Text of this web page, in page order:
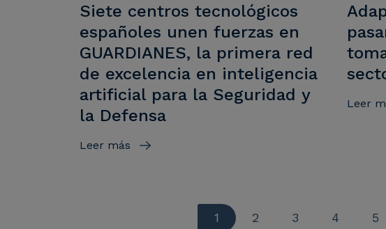
Siete centros tecnológicos
españoles unen fuerzas en
GUARDIANES, la primera red
de excelencia en inteligencia
artificial para la Seguridad y
la Defensa
Leer más
Leer
Página actual
1 Página
2 Página
3 Página
4 5